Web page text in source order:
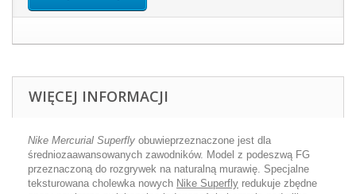
WIĘCEJ INFORMACJI
Nike Mercurial Superfly obuwieprzeznaczone jest dla
średniozaawansowanych zawodników. Model z podeszwą FG
przeznaczoną do rozgrywek na naturalną murawię. Specjalne
teksturowana cholewka nowych Nike Superfly redukuje zbędne